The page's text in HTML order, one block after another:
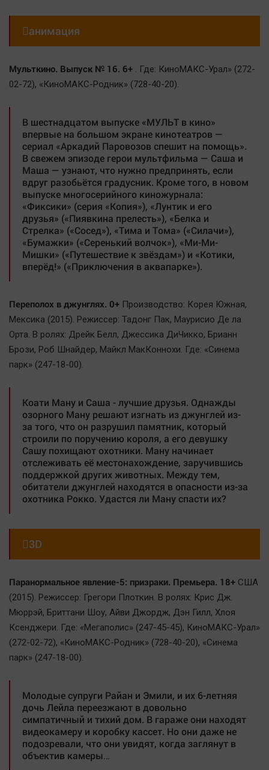
анимация
Мульткино. Выпуск № 16. 6+ . Где: КиноМАКС-Урал» (272-
02-72), «КиноМАКС-Родник» (728-40-20).
В шестнадцатом выпуске «МУЛЬТ в кино»
впервые на большом экране кинотеатров —
сериал «Аркадий Паровозов спешит на помощь».
В свежем эпизоде герои мультфильма — Саша и
Маша — узнают, что нужно предпринять, если
вдруг разобьётся градусник. Кроме того, в новом
выпуске многосерийного киножурнала:
«Фиксики» (серия «Копия»), «Лунтик и его
друзья» («Пиявкина прелесть»), «Белка и
Стрелка» («Сосед»), «Тима и Тома» («Силачи»),
«Бумажки» («Серенький волчок»), «Ми-Ми-
Мишки» («Путешествие к звёздам») и «Котики,
вперёд!» («Приключения в аквапарке»).
Переполох в джунглях. 0+ Производство: Корея Южная,
Мексика (2015). Режиссер: Тадонг Пак, Маурисио Де ла
Орта. В ролях: Дрейк Белл, Джессика ДиЧикко, Брианн
Брози, Роб Шнайдер, Майкл МакКоннохи. Где: «Синема
парк» (247-18-00).
Коати Ману и Саша - лучшие друзья. Однажды
озорного Ману решают изгнать из джунглей из-
за того, что он разрушил памятник, который
строили по поручению короля, а его девушку
Сашу похищают охотники. Ману начинает
отслеживать её местонахождение, заручившись
поддержкой других животных. Между тем,
обитатели джунглей находятся в опасности из-за
охотника Рокко. Удастся ли Ману спасти их?
3D
Паранормальное явление-5: призраки. Премьера. 18+ США
(2015). Режиссер: Грегори Плоткин. В ролях: Крис Дж.
Мюррэй, Бриттани Шоу, Айви Джордж, Дэн Гилл, Хлоя
Ксенджери. Где: «Мегаполис» (247-45-45), КиноМАКС-Урал»
(272-02-72), «КиноМАКС-Родник» (728-40-20), «Синема
парк» (247-18-00).
Молодые супруги Райан и Эмили, и их 6-летняя
дочь Лейла переезжают в довольно
симпатичный и тихий дом. В гараже они находят
видеокамеру и коробку кассет. Но они даже не
подозревали, что они увидят, когда заглянут в
объектив камеры…